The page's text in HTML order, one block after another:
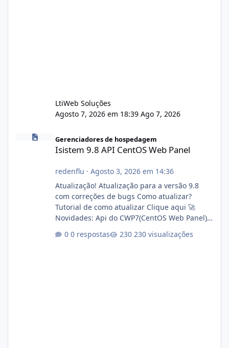
LtiWeb Soluções
Agosto 7, 2026 em 18:39 Ago 7, 2026
Isistem 9.8 API CentOS Web Panel
Gerenciadores de hospedagem
Isistem 9.8 API CentOS Web Panel
redenflu · Agosto 3, 2026 em 14:36
Atualização! Atualização para a versão 9.8
com correções de bugs Como atualizar?
Tutorial de como atualizar Clique aqui 🚀
Novidades: Api do CWP7(CentOS Web Panel)
autorizado a usasr o isistem:
0 respostas 230 visualizações